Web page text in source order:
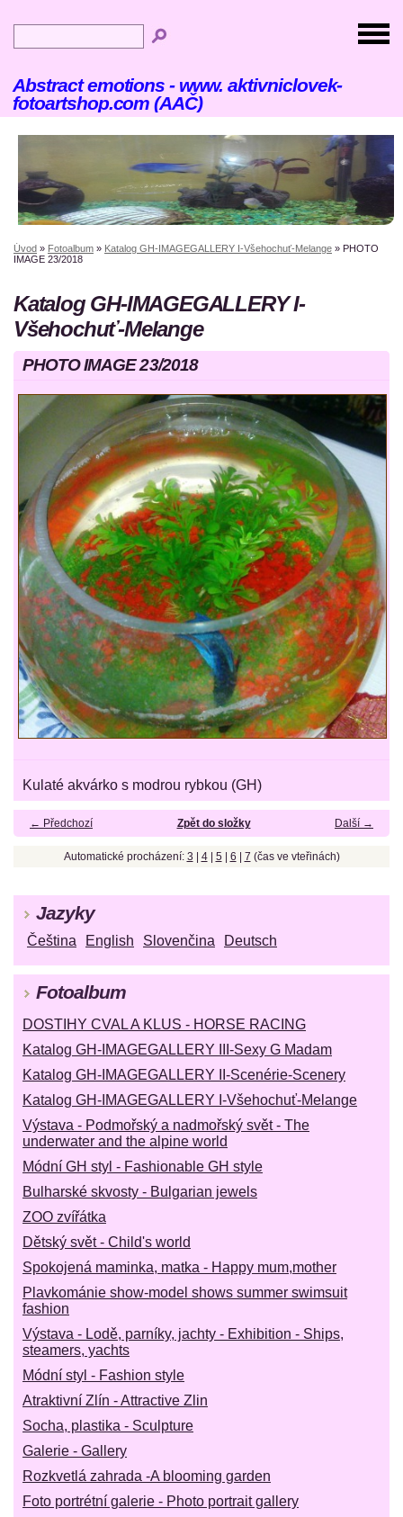
Abstract emotions - www. aktivniclovek-
fotoartshop.com (AAČ)
Úvod » Fotoalbum » Katalog GH-IMAGEGALLERY I-Všehochuť-Melange » PHOTO
IMAGE 23/2018
Katalog GH-IMAGEGALLERY I-
Všehochuť-Melange
PHOTO IMAGE 23/2018
Kulaté akvárko s modrou rybkou (GH)
← Předchozí Další →
Zpět do složky
Automatické procházení: 3 4| 5| 6 7 (čas ve vteřinách)
Jazyky
Čeština English Slovenčina Deutsch
Fotoalbum
DOSTIHY CVAL A KLUS - HORSE RACING
Katalog GH-IMAGEGALLERY III-Sexy G Madam
Katalog GH-IMAGEGALLERY II-Scenérie-Scenery
Katalog GH-IMAGEGALLERY I-Všehochuť-Melange
Výstava - Podmořský a nadmořský svět - The
underwater and the alpine world
Módní GH styl - Fashionable GH style
Bulharské skvosty - Bulgarian jewels
ZOO zvířátka
Dětský svět - Child's world
Spokojená maminka, matka - Happy mum,mother
Plavkománie show-model shows summer swimsuit
fashion
Výstava - Lodě, parníky, jachty - Exhibition - Ships,
steamers, yachts
Módní styl - Fashion style
Atraktivní Zlín - Attractive Zlin
Socha, plastika - Sculpture
Galerie - Gallery
Rozkvetlá zahrada -A blooming garden
Foto portrétní galerie - Photo portrait gallery